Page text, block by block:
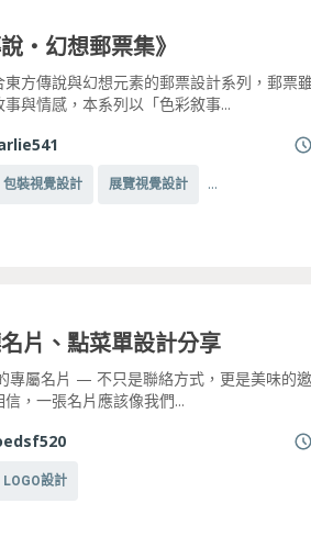
・幻想郵票集》
東方傳說與幻想元素的郵票設計系列，郵票
與情感，本系列以「色彩敘事...
包裝視覺設計 展覽視覺設計 ...
片、點菜單設計分享
專屬名片 — 不只是聯絡方式，更是美味的
，一張名片應該像我們...
LOGO設計